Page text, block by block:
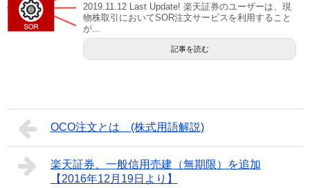
2019.11.12 Last Update! 楽天証券のユーザーは、現
物株取引においてSOR注文サービスを利用すること
が...
記事を読む
OCO注文とは (株式用語解説)
楽天証券、一般信用売建（無期限）を追加
【2016年12月19日より】